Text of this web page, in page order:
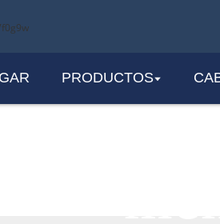
PRODUCTOS